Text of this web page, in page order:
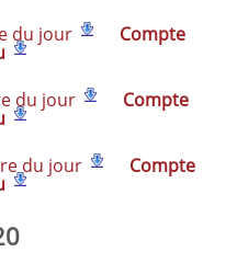
du jour Compte
du jour Compte
du jour Compte